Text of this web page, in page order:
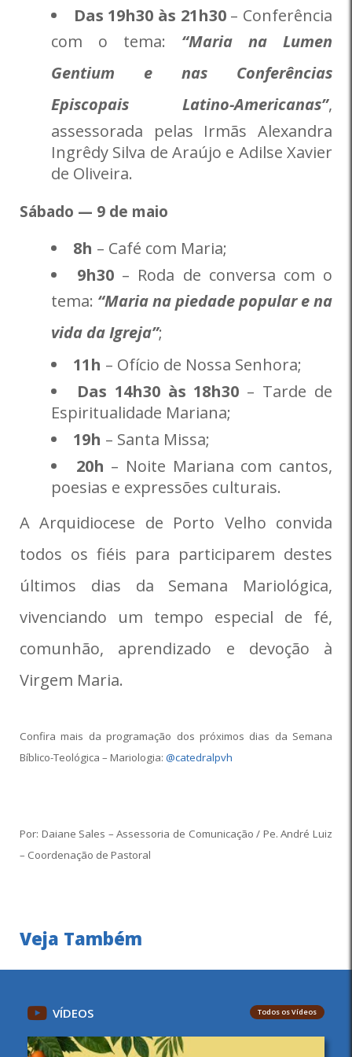
Das 19h30 às 21h30– Conferência
com o tema: “Maria na Lumen
Gentium e nas Conferências
Episcopais Latino-Americanas”,
assessorada pelas Irmãs Alexandra
Ingrêdy Silva de Araújo e Adilse Xavier
de Oliveira.
Sábado — 9 de maio
8h – Café com Maria;
9h30 – Roda de conversa com o
tema: “Maria na piedade popular e na
vida da Igreja”;
11h – Ofício de Nossa Senhora;
Das 14h30 às 18h30 – Tarde de
Espiritualidade Mariana;
19h – Santa Missa;
20h – Noite Mariana com cantos,
poesias e expressões culturais.
A Arquidiocese de Porto Velho convida
todos os fiéis para participarem destes
últimos dias da Semana Mariológica,
vivenciando um tempo especial de fé,
comunhão, aprendizado e devoção à
Virgem Maria.
Confira mais da programação dos próximos dias da Semana
Bíblico-Teológica – Mariologia: @catedralpvh
Por: Daiane Sales – Assessoria de Comunicação / Pe. André Luiz
– Coordenação de Pastoral
Veja Também
VÍDEOS Todos os Vídeos